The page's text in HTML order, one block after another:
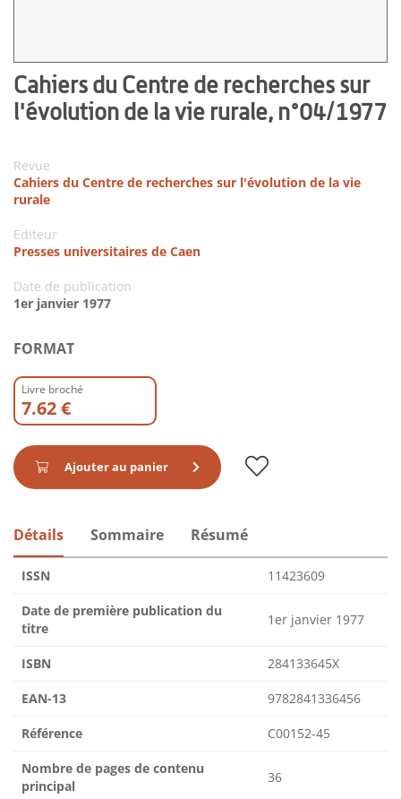
Cahiers du Centre de recherches sur
l'évolution de la vie rurale, n°04/1977
Revue
Cahiers du Centre de recherches sur l'évolution de la vie
rurale
Editeur
Presses universitaires de Caen
Date de publication
1er janvier 1977
FORMAT
Livre broché
7.62 €
Ajouter au panier
Détails Sommaire Résumé
ISSN 11423609
Date de première publication du
titre
1er janvier 1977
ISBN 284133645X
EAN-13 9782841336456
Référence C00152-45
Nombre de pages de contenu
principal
36